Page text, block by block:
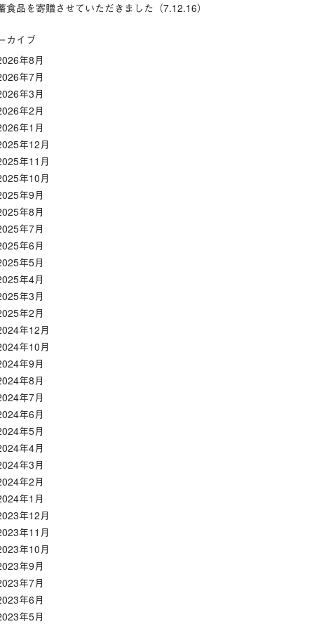
食品を寄贈させていただきました（7.12.16）
カイブ
年8月
年7月
年3月
年2月
年1月
年12月
年11月
年10月
年9月
年8月
年7月
年6月
年5月
年4月
年3月
年2月
年12月
年10月
年9月
年8月
年7月
年6月
年5月
年4月
年3月
年2月
年1月
年12月
年11月
年10月
年9月
年7月
年6月
年5月